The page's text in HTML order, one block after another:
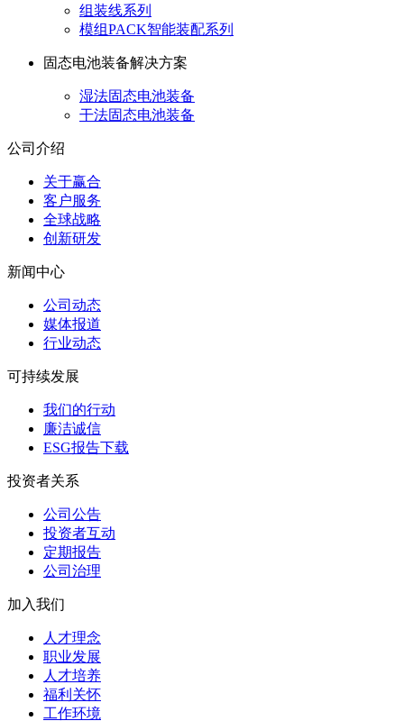
组装线系列
模组PACK智能装配系列
固态电池装备解决方案
湿法固态电池装备
干法固态电池装备
公司介绍
关于赢合
客户服务
全球战略
创新研发
新闻中心
公司动态
媒体报道
行业动态
可持续发展
我们的行动
廉洁诚信
ESG报告下载
投资者关系
公司公告
投资者互动
定期报告
公司治理
加入我们
人才理念
职业发展
人才培养
福利关怀
工作环境